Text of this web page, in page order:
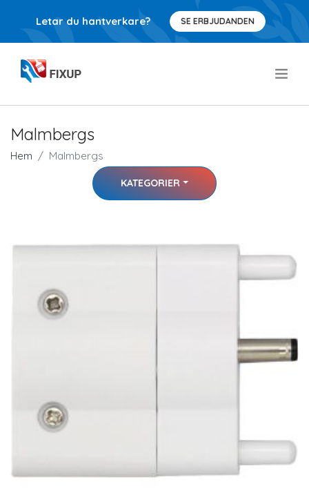
Letar du hantverkare? SE ERBJUDANDEN
Malmbergs
Hem Malmbergs
KATEGORIER